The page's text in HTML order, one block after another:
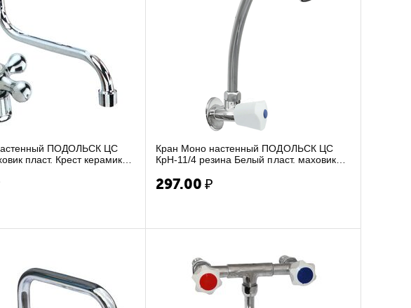
ПОДОЛЬСК ЦС
пласт. Крест керамика
Кран Моно настенный ПОДОЛЬСК ЦС
КрН-11/4 резина Белый пласт. маховик
297.00 ₽